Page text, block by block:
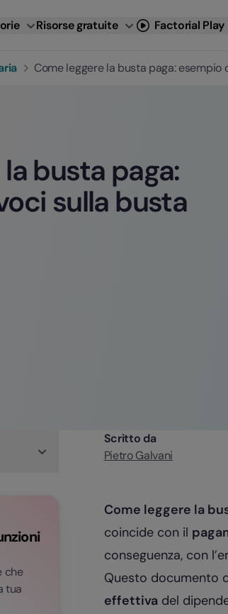
Risorse gratuite Factorial Play
Come leggere la busta paga:
busta paga:
sulla busta
e
esempi
che
tua
Scritto da
Pietro Galvani
Come leggere la
coincide con il
conseguenza, con
Questo documento
effettivadel